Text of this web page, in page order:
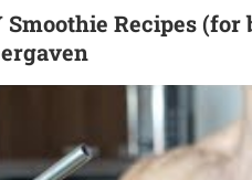
Smoothie Recipes